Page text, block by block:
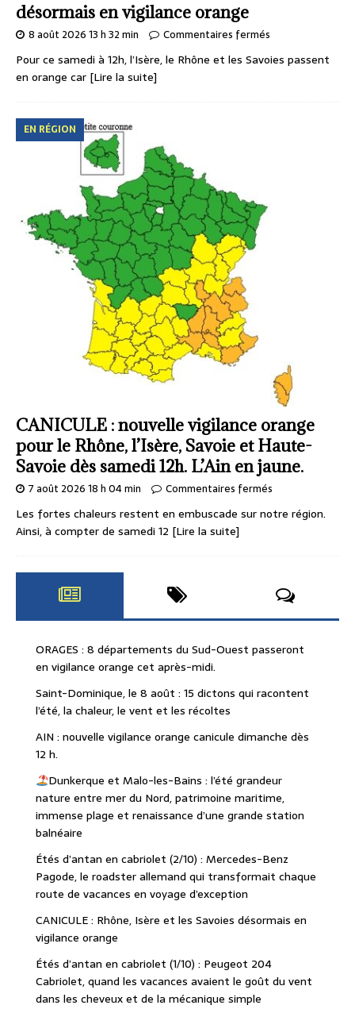
désormais en vigilance orange
8 août 2026 13 h 32 min Commentaires fermés
Pour ce samedi à 12h, l’Isère, le Rhône et les Savoies passent
en orange car [Lire la suite]
CANICULE : nouvelle vigilance orange
pour le Rhône, l’Isère, Savoie et Haute-
Savoie dès samedi 12h. L’Ain en jaune.
EN RÉGION
7 août 2026 18 h 04 min Commentaires fermés
Les fortes chaleurs restent en embuscade sur notre région.
Ainsi, à compter de samedi 12 [Lire la suite]
ORAGES : 8 départements du Sud-Ouest passeront
en vigilance orange cet après-midi.
Saint-Dominique, le 8 août : 15 dictons qui racontent
l’été, la chaleur, le vent et les récoltes
AIN : nouvelle vigilance orange canicule dimanche dès
12 h.
Dunkerque et Malo-les-Bains : l’été grandeur
nature entre mer du Nord, patrimoine maritime,
immense plage et renaissance d’une grande station
balnéaire
Étés d’antan en cabriolet (2/10) : Mercedes-Benz
Pagode, le roadster allemand qui transformait chaque
route de vacances en voyage d’exception
CANICULE : Rhône, Isère et les Savoies désormais en
vigilance orange
Étés d’antan en cabriolet (1/10) : Peugeot 204
Cabriolet, quand les vacances avaient le goût du vent
dans les cheveux et de la mécanique simple